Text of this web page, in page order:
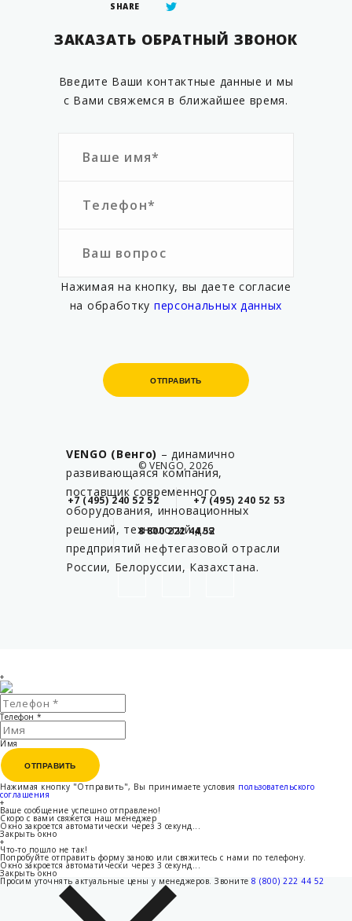
SHARE
ЗАКАЗАТЬ ОБРАТНЫЙ ЗВОНОК
Введите Ваши контактные данные и мы
с Вами свяжемся в ближайшее время.
Нажимая на кнопку, вы даете согласие
на обработку персональных данных
ОТПРАВИТЬ
ОТПРАВИТЬ
© VENGO, 2026
+7 (495) 240 52 52 +7 (495) 240 52 53
8 800 222 44 52
VENGO (Венго) – динамично
развивающаяся компания,
поставщик современного
оборудования, инновационных
решений, технологий для
предприятий нефтегазовой отрасли
России, Белоруссии, Казахстана.
+
Телефон *
Имя
ОТПРАВИТЬ
ОТПРАВИТЬ
Нажимая кнопку "Отправить", Вы принимаете условия пользовательского
соглашения
+
Ваше сообщение успешно отправлено!
Скоро с вами свяжется наш менеджер
Окно закроется автоматически через 3 секунд...
Закрыть окно
+
Что-то пошло не так!
Попробуйте отправить форму заново или свяжитесь с нами по телефону.
Окно закроется автоматически через 3 секунд...
Закрыть окно
Просим уточнять актуальные цены у менеджеров. Звоните 8 (800) 222 44 52